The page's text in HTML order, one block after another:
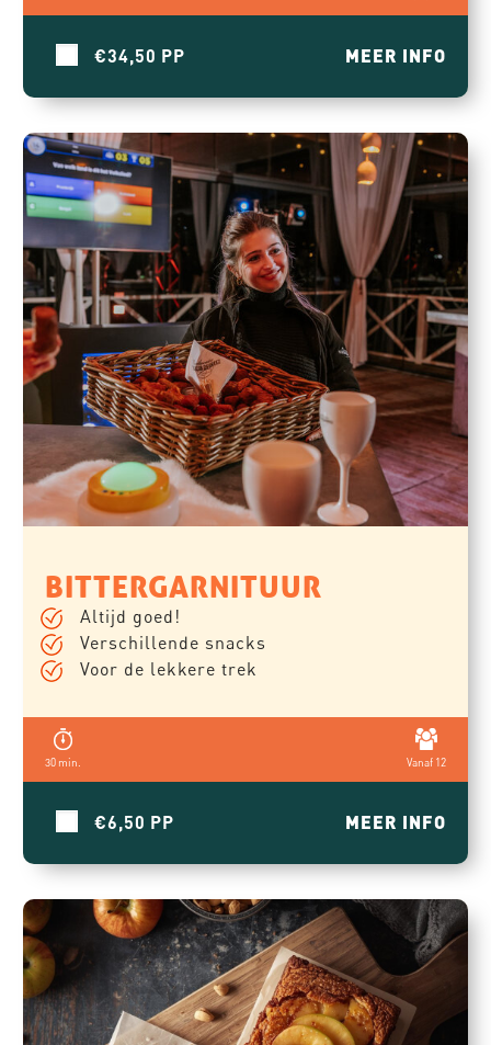
€34,50 MEER INFO
BITTERGARNITUUR
Altijd goed!
Verschillende snacks
Voor de lekkere trek
30 min. Vanaf 12
€6,50 MEER INFO